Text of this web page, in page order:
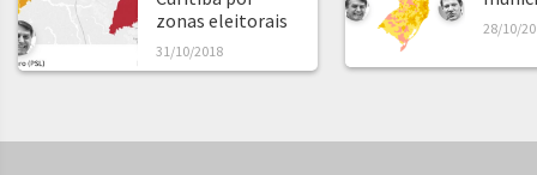
zonas eleitorais
31/10/2018
28/10/